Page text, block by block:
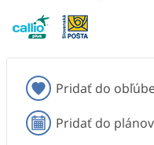
Pridať do
Pridať do